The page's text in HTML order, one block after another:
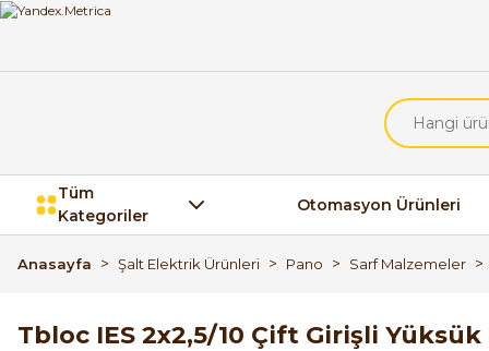
Tüm
Kategoriler
Otomasyon Ürünleri
Anasayfa Şalt Elektrik Ürünleri Pano Sarf Malzemeler
Tbloc IES 2x2,5/10 Çift Girişli Yüksük